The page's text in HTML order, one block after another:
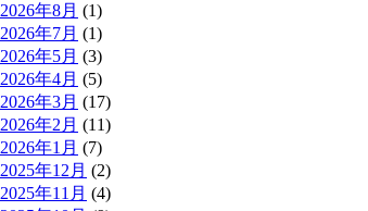
2026年8月 (1)
2026年7月 (1)
2026年5月 (3)
2026年4月 (5)
2026年3月 (17)
2026年2月 (11)
2026年1月 (7)
2025年12月 (2)
2025年11月 (4)